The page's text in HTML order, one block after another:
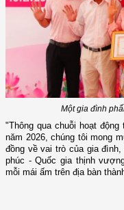
Một gia đình
"Thông qua chuỗi hoạt
năm 2026, chúng tôi mong
đồng về vai trò của gia
phúc - Quốc gia thịnh
mỗi mái ấm trên địa bàn